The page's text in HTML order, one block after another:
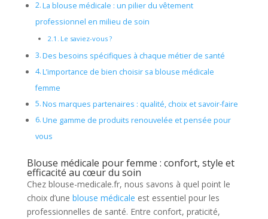
La blouse médicale : un pilier du vêtement
professionnel en milieu de soin
Le saviez-vous ?
Des besoins spécifiques à chaque métier de santé
L’importance de bien choisir sa blouse médicale
femme
Nos marques partenaires : qualité, choix et savoir-faire
Une gamme de produits renouvelée et pensée pour
vous
Blouse médicale pour femme : confort, style et
efficacité au cœur du soin
Chez blouse-medicale.fr, nous savons à quel point le
choix d’une blouse médicale est essentiel pour les
professionnelles de santé. Entre confort, praticité,